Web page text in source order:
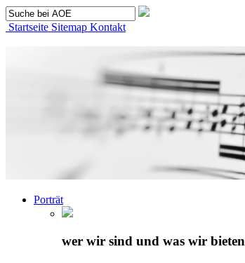
Startseite Sitemap Kontakt
Porträt
wer wir sind und was wir bieten